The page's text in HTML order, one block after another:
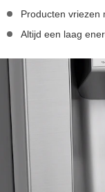
Producten vriezen
Altijd een laag